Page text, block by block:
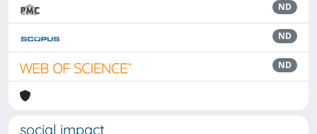
ND
ND
ND
social impact